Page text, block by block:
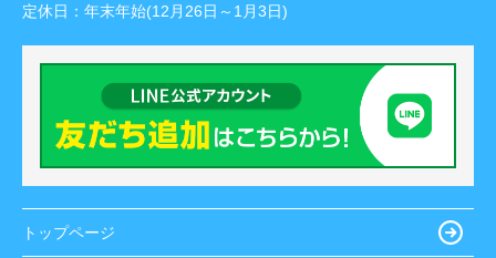
定休日： 年末年始(12月26日～1月3日)
トップページ